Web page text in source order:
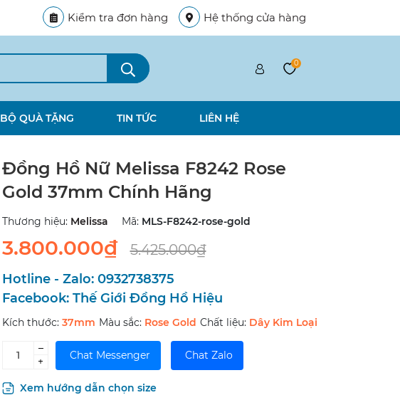
Kiểm tra đơn hàng Hệ thống cửa hàng
0
BỘ QUÀ TẶNG TIN TỨC LIÊN HỆ
Đồng Hồ Nữ Melissa F8242 Rose
Gold 37mm Chính Hãng
Thương hiệu: Melissa Mã: MLS-F8242-rose-gold
3.800.000₫ 5.425.000₫
Hotline - Zalo: 0932738375
Facebook: Thế Giới Đồng Hồ Hiệu
Kích thước: 37mm Màu sắc: Rose Gold Chất liệu: Dây Kim Loại
–
+
Chat Messenger Chat Zalo
Xem hướng dẫn chọn size